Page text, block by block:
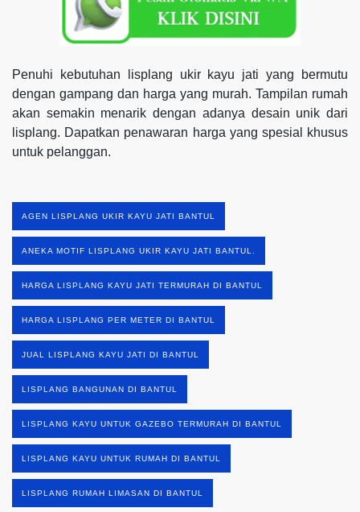
Penuhi kebutuhan lisplang ukir kayu jati yang bermutu
dengan gampang dan harga yang murah. Tampilan rumah
akan semakin menarik dengan adanya desain unik dari
lisplang. Dapatkan penawaran harga yang spesial khusus
untuk pelanggan.
AGEN LISPLANG UKIR KAYU JATI BANTUL
ANEKA MOTIF LISPLANG UKIR KAYU JATI BANTUL.
HARGA LISPLANG KAYU JATI TERMURAH DI BANTUL
HARGA LISPLANG PER METER DI BANTUL
JUAL LISPLANG KAYU JATI DI BANTUL
LISPLANG BANGUNAN DI BANTUL
LISPLANG KAYU UNTUK GAZEBO TERMURAH DI BANTUL
LISPLANG KAYU UNTUK RUMAH DI BANTUL
LISPLANG RUMAH LIMASAN DI BANTUL